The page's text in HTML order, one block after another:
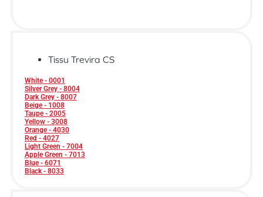
Tissu Trevira CS
White - 0001
Silver Grey - 8004
Dark Grey - 8007
Beige - 1008
Taupe - 2005
Yellow - 3008
Orange - 4030
Red - 4027
Light Green - 7004
Apple Green - 7013
Blue - 6071
Black - 8033